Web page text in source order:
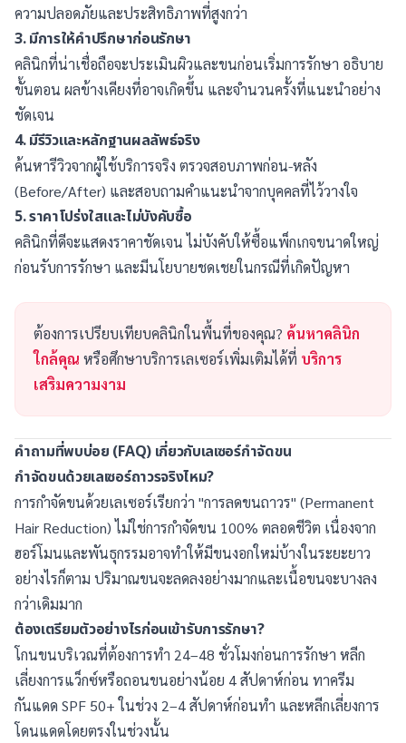
ความปลอดภัยและประสิทธิภาพที่สูงกว่า
3. มีการให้คำปรึกษาก่อนรักษา
คลินิกที่น่าเชื่อถือจะประเมินผิวและขนก่อนเริ่มการรักษา อธิบาย
ขั้นตอน ผลข้างเคียงที่อาจเกิดขึ้น และจำนวนครั้งที่แนะนำอย่าง
ชัดเจน
4. มีรีวิวและหลักฐานผลลัพธ์จริง
ค้นหารีวิวจากผู้ใช้บริการจริง ตรวจสอบภาพก่อน-หลัง
(Before/After) และสอบถามคำแนะนำจากบุคคลที่ไว้วางใจ
5. ราคาโปร่งใสและไม่บังคับซื้อ
คลินิกที่ดีจะแสดงราคาชัดเจน ไม่บังคับให้ซื้อแพ็กเกจขนาดใหญ่
ก่อนรับการรักษา และมีนโยบายชดเชยในกรณีที่เกิดปัญหา
ต้องการเปรียบเทียบคลินิกในพื้นที่ของคุณ? ค้นหาคลินิก
ใกล้คุณ หรือศึกษาบริการเลเซอร์เพิ่มเติมได้ที่ บริการ
เสริมความงาม
คำถามที่พบบ่อย (FAQ) เกี่ยวกับเลเซอร์กำจัดขน
กำจัดขนด้วยเลเซอร์ถาวรจริงไหม?
การกำจัดขนด้วยเลเซอร์เรียกว่า "การลดขนถาวร" (Permanent
Hair Reduction) ไม่ใช่การกำจัดขน 100% ตลอดชีวิต เนื่องจาก
ฮอร์โมนและพันธุกรรมอาจทำให้มีขนงอกใหม่บ้างในระยะยาว
อย่างไรก็ตาม ปริมาณขนจะลดลงอย่างมากและเนื้อขนจะบางลง
กว่าเดิมมาก
ต้องเตรียมตัวอย่างไรก่อนเข้ารับการรักษา?
โกนขนบริเวณที่ต้องการทำ 24–48 ชั่วโมงก่อนการรักษา หลีก
เลี่ยงการแว็กซ์หรือถอนขนอย่างน้อย 4 สัปดาห์ก่อน ทาครีม
กันแดด SPF 50+ ในช่วง 2–4 สัปดาห์ก่อนทำ และหลีกเลี่ยงการ
โดนแดดโดยตรงในช่วงนั้น